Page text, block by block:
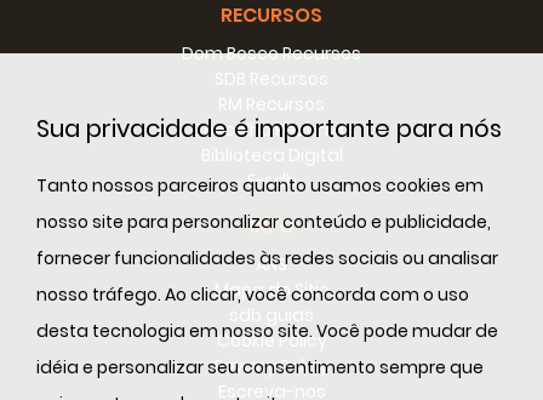
Sua privacidade é importante para nós
Tanto nossos parceiros quanto usamos cookies em
nosso site para personalizar conteúdo e publicidade,
fornecer funcionalidades às redes sociais ou analisar
nosso tráfego. Ao clicar, você concorda com o uso
desta tecnologia em nosso site. Você pode mudar de
idéia e personalizar seu consentimento sempre que
RECURSOS
Dom Bosco Recursos
Conselho Recursos
E-sdb
INFO
ANS
Mapa do Sitio
Cookie Policy
Privacy Policy
Escreva-nos